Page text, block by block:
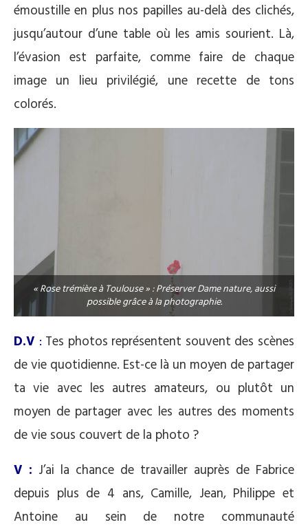
émoustille en plus nos papilles au-delà des clichés,
jusqu’autour d’une table où les amis sourient. Là,
l’évasion est parfaite, comme faire de chaque
image un lieu privilégié, une recette de tons
colorés.
« Rose trémière à Toulouse » : Préserver Dame nature, aussi
possible grâce à la photographie.
D.V : Tes photos représentent souvent des scènes
de vie quotidienne. Est-ce là un moyen de partager
ta vie avec les autres amateurs, ou plutôt un
moyen de partager avec les autres des moments
de vie sous couvert de la photo ?
V : J’ai la chance de travailler auprès de Fabrice
depuis plus de 4 ans, Camille, Jean, Philippe et
Antoine au sein de notre communauté